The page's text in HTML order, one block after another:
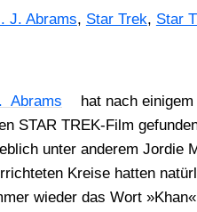
J. Abrams, Star Trek, Star
Abrams
hat nach
STAR TREK-Film
unter ande­rem Jor­die
Krei­se hat­ten
wie­der das Wort